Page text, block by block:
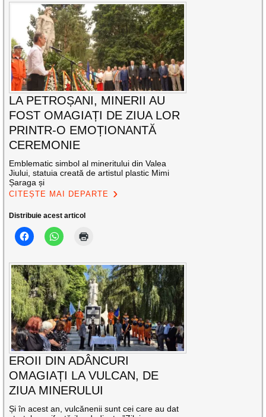
LA PETROȘANI, MINERII AU
FOST OMAGIAȚI DE ZIUA LOR
PRINTR-O EMOȚIONANTĂ
CEREMONIE
Emblematic simbol al mineritului din Valea
Jiului, statuia creată de artistul plastic Mimi
Șaraga și
CITEȘTE MAI DEPARTE
Distribuie acest articol
EROII DIN ADÂNCURI
OMAGIAȚI LA VULCAN, DE
ZIUA MINERULUI
Și în acest an, vulcănenii sunt cei care au dat